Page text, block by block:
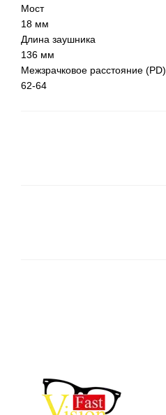
Мост
18 мм
Длина заушника
136 мм
Межзрачковое расстояние (PD)
62-64